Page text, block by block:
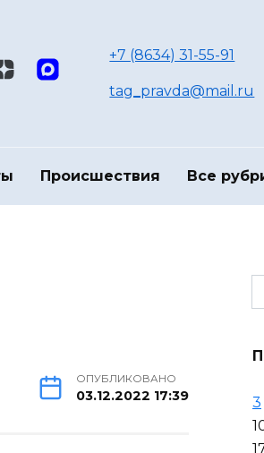
+7 (8634) 31-55-91
tag_pravda@mail.ru
Происшествия Все
ОПУБЛИКОВАНО
03.12.2022 17:39
3